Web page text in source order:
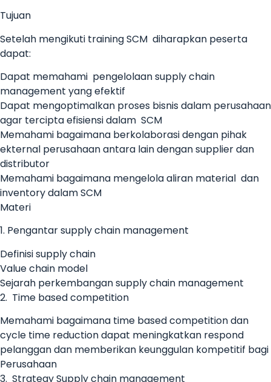
Tujuan
Setelah mengikuti training SCM diharapkan peserta
dapat:
Dapat memahami pengelolaan supply chain
management yang efektif
Dapat mengoptimalkan proses bisnis dalam perusahaan
agar tercipta efisiensi dalam SCM
Memahami bagaimana berkolaborasi dengan pihak
ekternal perusahaan antara lain dengan supplier dan
distributor
Memahami bagaimana mengelola aliran material dan
inventory dalam SCM
Materi
1. Pengantar supply chain management
Definisi supply chain
Value chain model
Sejarah perkembangan supply chain management
2. Time based competition
Memahami bagaimana time based competition dan
cycle time reduction dapat meningkatkan respond
pelanggan dan memberikan keunggulan kompetitif bagi
Perusahaan
3. Strategy Supply chain management